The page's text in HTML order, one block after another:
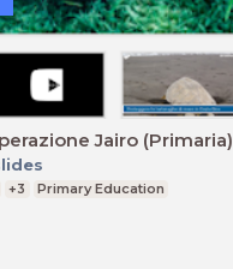
Jairo (Primaria)
+3 Primary Education